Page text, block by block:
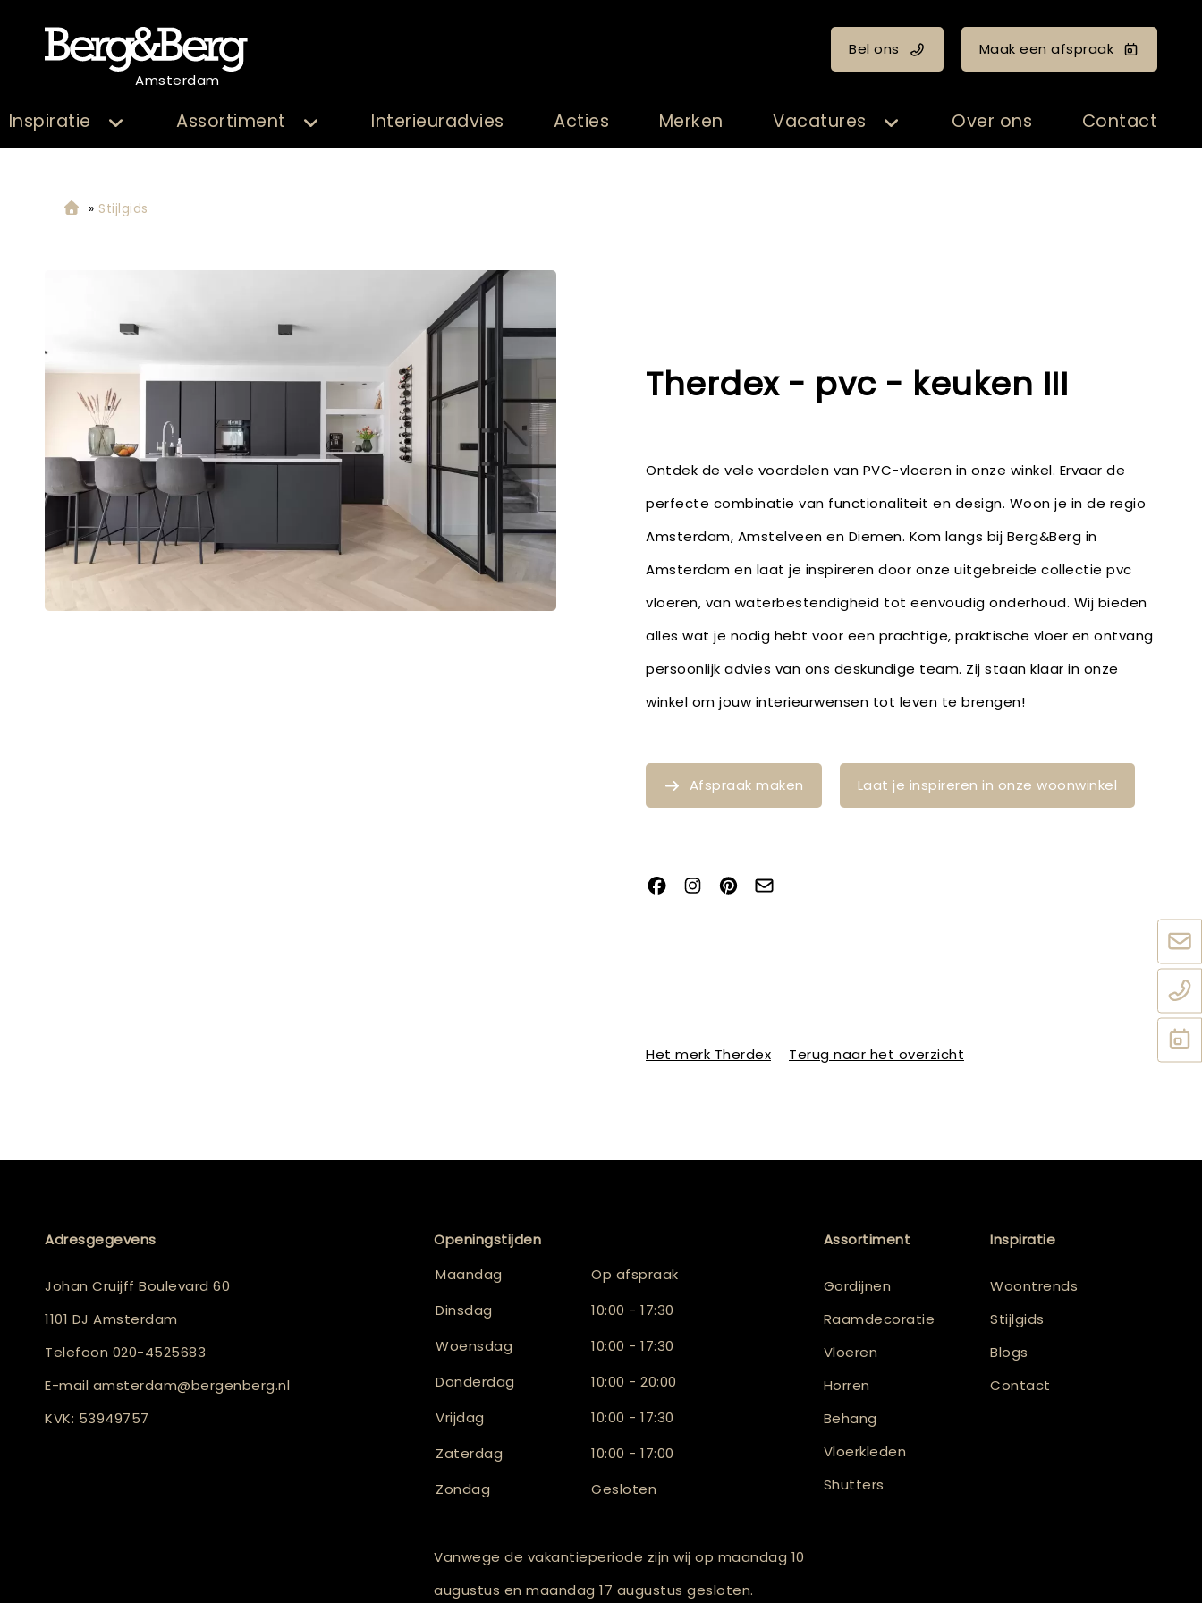
Amsterdam
Bel ons Maak een afspraak
Inspiratie Assortiment Interieuradvies Acties Merken Vacatures Over ons Contact
» Stijlgids
Therdex - pvc - keuken III
Ontdek de vele voordelen van PVC-vloeren in onze winkel. Ervaar de
perfecte combinatie van functionaliteit en design. Woon je in de regio
Amsterdam, Amstelveen en Diemen. Kom langs bij Berg&Berg in
Amsterdam en laat je inspireren door onze uitgebreide collectie pvc
vloeren, van waterbestendigheid tot eenvoudig onderhoud. Wij bieden
alles wat je nodig hebt voor een prachtige, praktische vloer en ontvang
persoonlijk advies van ons deskundige team. Zij staan klaar in onze
winkel om jouw interieurwensen tot leven te brengen!
Afspraak maken Laat je inspireren in onze woonwinkel
Het merk Therdex Terug naar het overzicht
Adresgegevens
Johan Cruijff Boulevard 60
1101 DJ Amsterdam
Telefoon 020-4525683
E-mail amsterdam@bergenberg.nl
KVK: 53949757
Openingstijden
Maandag
Op afspraak
Dinsdag
10:00 - 17:30
Woensdag
10:00 - 17:30
Donderdag
10:00 - 20:00
Vrijdag
10:00 - 17:30
Zaterdag
10:00 - 17:00
Zondag
Gesloten
Vanwege de vakantieperiode zijn wij op maandag 10
augustus en maandag 17 augustus gesloten.
Assortiment
Gordijnen
Raamdecoratie
Vloeren
Horren
Behang
Vloerkleden
Shutters
Inspiratie
Woontrends
Stijlgids
Blogs
Contact